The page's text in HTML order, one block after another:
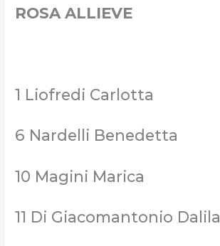
ROSA ALLIEVE
1 Liofredi Carlotta
6 Nardelli Benedetta
10 Magini Marica
11 Di Giacomantonio Dalila